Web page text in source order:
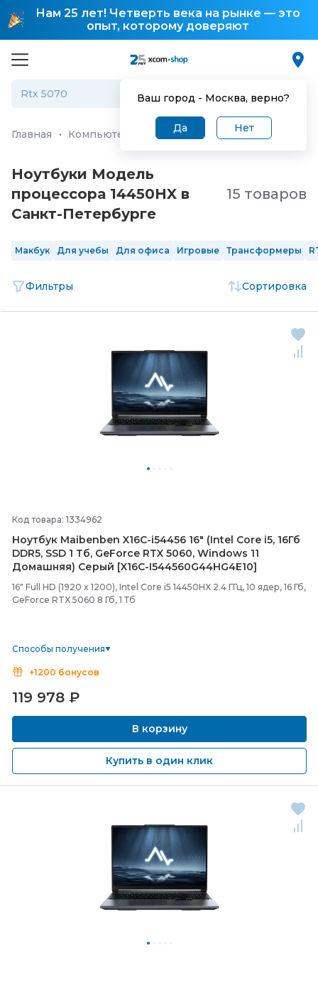
Нам 25 лет! Четверть века на рынке — это
опыт, которому доверяют
Ваш город - Москва, верно?
Да Нет
Главная · Компьютеры и ноутбуки Ноутбуки
Ноутбуки Модель
процессора 14450HX в
Санкт-Петербургe
15 товаров
Макбук Для учебы Для офиса Игровые Трансформеры
Фильтры Сортировка
Код товара: 1334962
Ноутбук Maibenben X16C-i54456 16" (Intel Core i5, 16Гб
DDR5, SSD 1 Тб, GeForce RTX 5060, Windows 11
Домашняя) Серый [X16C-I544560G44HG4E10]
16" Full HD (1920 x 1200), Intel Core i5 14450HX 2.4 ГГц, 10 ядер, 16 Гб,
GeForce RTX 5060 8 Гб, 1 Тб
Способы получения
+1200 бонусов
119 978 ₽
В корзину
Купить в один клик